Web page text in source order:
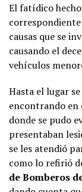
El fatídico
causas que se
causando el
vehículos
Hasta el lugar
encontrando en
donde se pudo
presentaban
se les atendió
como lo refirió
de Bomberos